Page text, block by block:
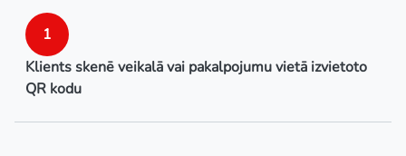
1
Klients skenē veikalā vai pakalpojumu vietā izvietoto
QR kodu